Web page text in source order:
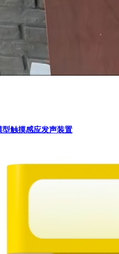
型触摸感应发声装置